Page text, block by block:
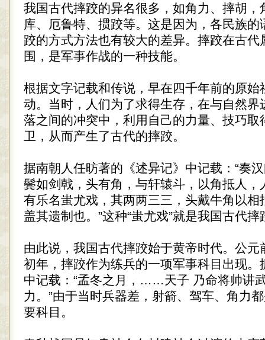
我国古代摔跤的异名很多，如角力、摔胡，
库、厄鲁特、掼跤等。这是因为，各民族的
跤的方式方法也有较大的差异。摔跤在古代
围，是军事作战的一种技能。
根据文字记载和传说，早在四千年前的原始
动。当时，人们为了求得生存，在与自然界
落之间的冲突中，利用自己的力量、技巧取
卫，从而产生了古代的摔跤。
据南朝人任昉著的《述异记》中记载：“奏
鬓如剑戟，头有角，与轩辕斗，以角抵人，
有乐名蚩尤戏，其两两三三，头戴牛角以相
盖其遗制也。”这种“蚩尤戏”就是我国古代
由此说，我国古代摔跤始于黄帝时代。公元
初年，摔跤作为练兵的一项军事科目出现。
中记载：“孟冬之月，……天子 乃命将帅讲
力。”由于当时兵器差，射箭、驾车、角力
要科目。